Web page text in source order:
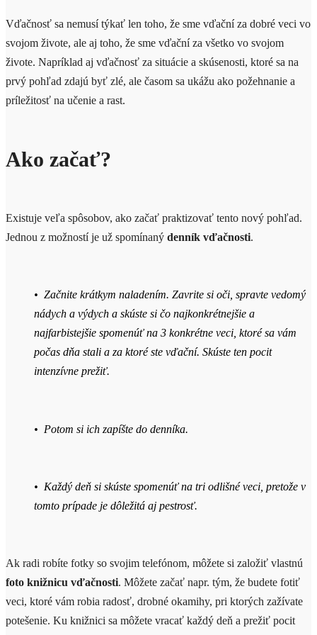
Vďačnosť sa nemusí týkať len toho, že sme vďační za dobré veci vo
svojom živote, ale aj toho, že sme vďační za všetko vo svojom
živote. Napríklad aj vďačnosť za situácie a skúsenosti, ktoré sa na
prvý pohľad zdajú byť zlé, ale časom sa ukážu ako požehnanie a
príležitosť na učenie a rast.
Ako začať?
Existuje veľa spôsobov, ako začať praktizovať tento nový pohľad.
Jednou z možností je už spomínaný denník vďačnosti.
• Začnite krátkym naladením. Zavrite si oči, spravte vedomý
nádych a výdych a skúste si čo najkonkrétnejšie a
najfarbistejšie spomenúť na 3 konkrétne veci , ktoré sa vám
počas dňa stali a za ktoré ste vďační. Skúste ten pocit
intenzívne prežiť.
• Potom si ich zapíšte do denníka.
• Každý deň si skúste spomenúť na tri odlišné veci, pretože v
tomto prípade je dôležitá aj pestrosť.
Ak radi robíte fotky so svojim telefónom, môžete si založiť vlastnú
foto knižnicu vďačnosti. Môžete začať napr. tým, že budete fotiť
veci, ktoré vám robia radosť, drobné okamihy, pri ktorých zažívate
potešenie. Ku knižnici sa môžete vracať každý deň a prežiť pocit